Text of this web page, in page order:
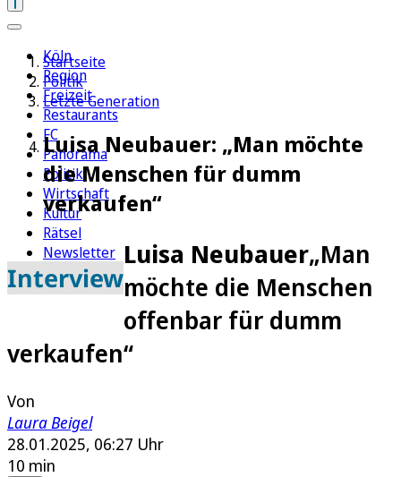
Köln
Region
Freizeit
Restaurants
FC
Panorama
Politik
Wirtschaft
Kultur
Rätsel
Newsletter
E-Paper
Startseite
Politik
Letzte Generation
Luisa Neubauer: „Man möchte
die Menschen für dumm
verkaufen“
Interview
Luisa Neubauer„Man
möchte die Menschen
offenbar für dumm
verkaufen“
Von
Laura Beigel
28.01.2025, 06:27 Uhr
10 min